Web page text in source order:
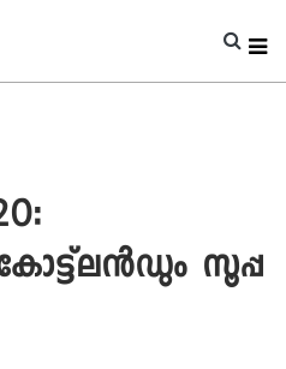
സൂപ്പ